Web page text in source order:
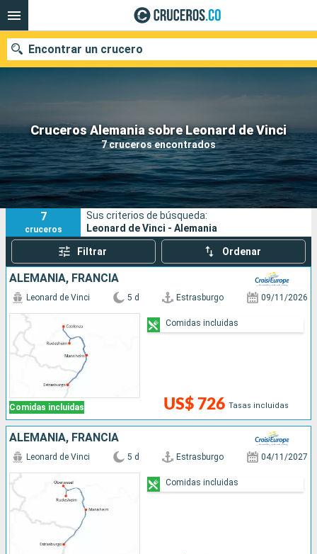
Cruceros Alemania sobre Leonard de Vinci
7 cruceros encontrados
Encontrar un crucero
Fecha de salida
Buscar
7
cruceros
Sus criterios de búsqueda:
Leonard de Vinci - Alemania
Filtrar Ordenar
ALEMANIA, FRANCIA
Comidas incluidas
Leonard de Vinci 5 d Estrasburgo 09/11/2026
US$ 726 Tasas incluidas
Comidas incluidas
ALEMANIA, FRANCIA
Leonard de Vinci 5 d Estrasburgo 04/11/2027
Comidas incluidas